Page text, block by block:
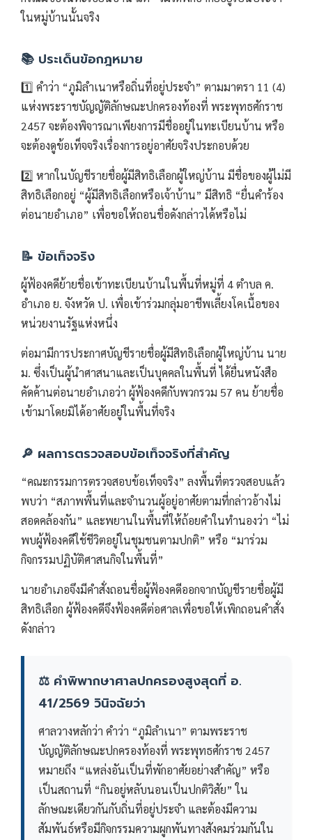
ในหมู่บ้านนั้นจริง
📚 ประเด็นข้อกฎหมาย
1️⃣ คำว่า “ภูมิลำเนาหรือถิ่นที่อยู่ประจำ” ตามมาตรา 11 (4)
แห่งพระราชบัญญัติลักษณะปกครองท้องที่ พระพุทธศักราช
2457 จะต้องพิจารณาเพียงการมีชื่ออยู่ในทะเบียนบ้าน หรือ
จะต้องดูข้อเท็จจริงเรื่องการอยู่อาศัยจริงประกอบด้วย
2️⃣ หากในบัญชีรายชื่อผู้มีสิทธิเลือกผู้ใหญ่บ้าน มีชื่อของผู้ไม่มี
สิทธิเลือกอยู่ “ผู้มีสิทธิเลือกหรือเจ้าบ้าน” มีสิทธิ “ยื่นคำร้อง
ต่อนายอำเภอ” เพื่อขอให้ถอนชื่อดังกล่าวได้หรือไม่
📝 ข้อเท็จจริง
ผู้ฟ้องคดีย้ายชื่อเข้าทะเบียนบ้านในพื้นที่หมู่ที่ 4 ตำบล ค.
อำเภอ ย. จังหวัด ป. เพื่อเข้าร่วมกลุ่มอาชีพเลี้ยงโคเนื้อของ
หน่วยงานรัฐแห่งหนึ่ง
ต่อมามีการประกาศบัญชีรายชื่อผู้มีสิทธิเลือกผู้ใหญ่บ้าน นาย
ม. ซึ่งเป็นผู้นำศาสนาและเป็นบุคคลในพื้นที่ ได้ยื่นหนังสือ
คัดค้านต่อนายอำเภอว่า ผู้ฟ้องคดีกับพวกรวม 57 คน ย้ายชื่อ
เข้ามาโดยมิได้อาศัยอยู่ในพื้นที่จริง
🔎 ผลการตรวจสอบข้อเท็จจริงที่สำคัญ
“คณะกรรมการตรวจสอบข้อเท็จจริง” ลงพื้นที่ตรวจสอบแล้ว
พบว่า “สภาพพื้นที่และจำนวนผู้อยู่อาศัยตามที่กล่าวอ้างไม่
สอดคล้องกัน” และพยานในพื้นที่ให้ถ้อยคำในทำนองว่า “ไม่
พบผู้ฟ้องคดีใช้ชีวิตอยู่ในชุมชนตามปกติ” หรือ “มาร่วม
กิจกรรมปฏิบัติศาสนกิจในพื้นที่”
นายอำเภอจึงมีคำสั่งถอนชื่อผู้ฟ้องคดีออกจากบัญชีรายชื่อผู้มี
สิทธิเลือก ผู้ฟ้องคดีจึงฟ้องคดีต่อศาลเพื่อขอให้เพิกถอนคำสั่ง
ดังกล่าว
⚖️ คำพิพากษาศาลปกครองสูงสุดที่ อ.
41/2569 วินิจฉัยว่า
ศาลวางหลักว่า คำว่า “ภูมิลำเนา” ตามพระราช
บัญญัติลักษณะปกครองท้องที่ พระพุทธศักราช 2457
หมายถึง “แหล่งอันเป็นที่พักอาศัยอย่างสำคัญ” หรือ
เป็นสถานที่ “กินอยู่หลับนอนเป็นปกติวิสัย” ใน
ลักษณะเดียวกันกับถิ่นที่อยู่ประจำ และต้องมีความ
สัมพันธ์หรือมีกิจกรรมความผูกพันทางสังคมร่วมกันใน